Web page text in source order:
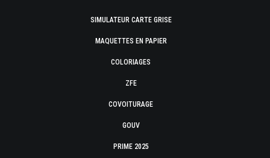
SIMULATEUR CARTE GRISE
MAQUETTES EN PAPIER
COLORIAGES
ZFE
COVOITURAGE
GOUV
PRIME 2025